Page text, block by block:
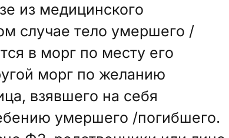
из медицинского
случае тело умершего /
в морг по месту его
морг по желанию
взявшего на себя
умершего /погибшего.